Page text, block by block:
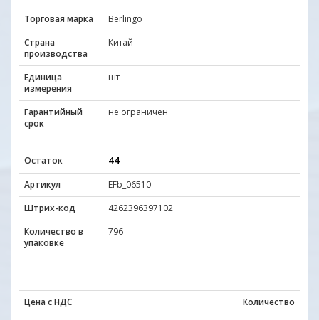
Торговая марка
Berlingo
Страна
производства
Китай
Единица
измерения
шт
Гарантийный
срок
не ограничен
Остаток 44
Артикул
EFb_06510
Штрих-код
4262396397102
Количество в
упаковке
796
Цена с НДС Количество